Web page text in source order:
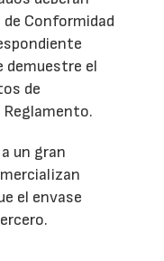
Conformidad
demuestre el
de
un gran
el envase